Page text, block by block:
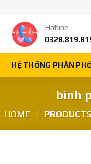
Hotline
HỆ THỐNG PHÂN
bình
HOME /